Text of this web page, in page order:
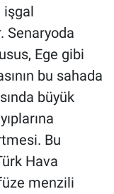
işgal
Senaryoda
Ege gibi
bu sahada
büyük
Bu
Hava
menzili